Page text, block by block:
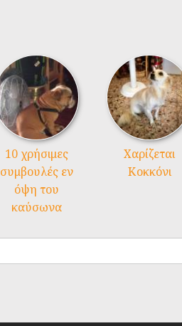
10 χρήσιμες
συμβουλές εν
όψη του
καύσωνα
Χαρίζεται
Κοκκόνι